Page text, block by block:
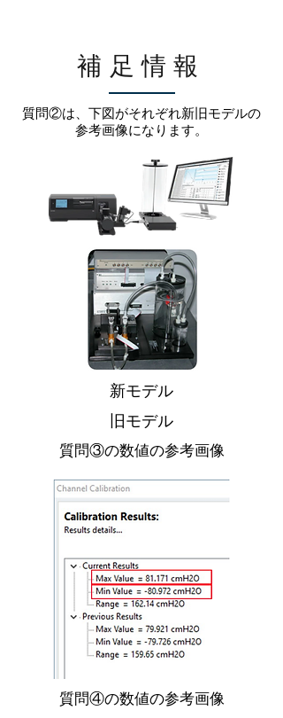
補足情報
質問②は、下図がそれぞれ新旧モデルの
参考画像になります。
新モデル
旧モデル
質問③の数値の参考画像
質問④の数値の参考画像